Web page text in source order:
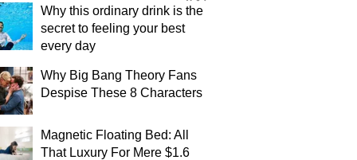
Why this ordinary drink is the
secret to feeling your best
every day
Why Big Bang Theory Fans
Despise These 8 Characters
Magnetic Floating Bed: All
That Luxury For Mere $1.6